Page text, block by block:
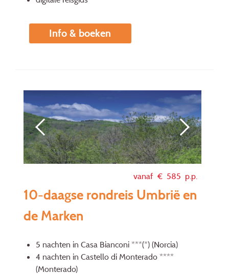
Info & boeken
vanaf € 585 p.p.
10-daagse rondreis Umbrië en
de Marken
5 nachten in Casa Bianconi ***(*) (Norcia)
4 nachten in Castello di Monterado ****
(Monterado)